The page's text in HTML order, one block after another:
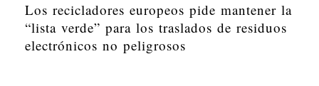
Los recicladores europeos pide mantener la
“lista verde” para los traslados de residuos
electrónicos no peligrosos